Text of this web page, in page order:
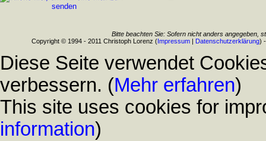
Bitte beachten Sie: Sofern nicht anders angegeben,
Copyright © 1994 - 2011 Christoph Lorenz (Impressum| Datenschutzerklärung)
Diese Seite verwendet
verbessern. (Mehr erfahren)
This site uses cookies for
information)